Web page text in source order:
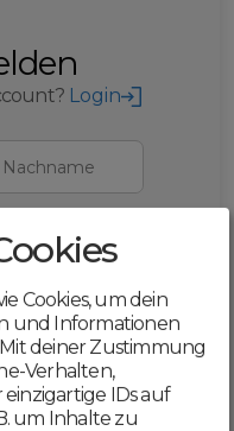
Login
Nachname
bestätigst du,
Cookies, um dein
und Informationen
deiner Zustimmung
Verhalten,
IDs auf
um Inhalte zu